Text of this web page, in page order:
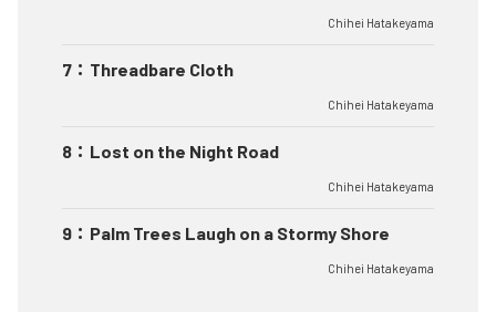
Chihei Hatakeyama
7 ： Threadbare Cloth
Chihei Hatakeyama
8 ： Lost on the Night Road
Chihei Hatakeyama
9 ： Palm Trees Laugh on a Stormy Shore
Chihei Hatakeyama